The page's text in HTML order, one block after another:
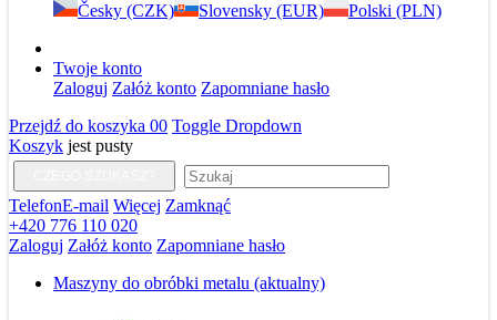
Česky (CZK)
Slovensky (EUR) Polski (PLN)
Twoje konto
Zaloguj Załóż konto Zapomniane hasło
Przejdź do koszyka 00 Toggle Dropdown
Koszyk jest pusty
TelefonE-mail Więcej Zamknąć
+420 776 110 020
Zaloguj Załóż konto Zapomniane hasło
Maszyny do obróbki metalu (aktualny)